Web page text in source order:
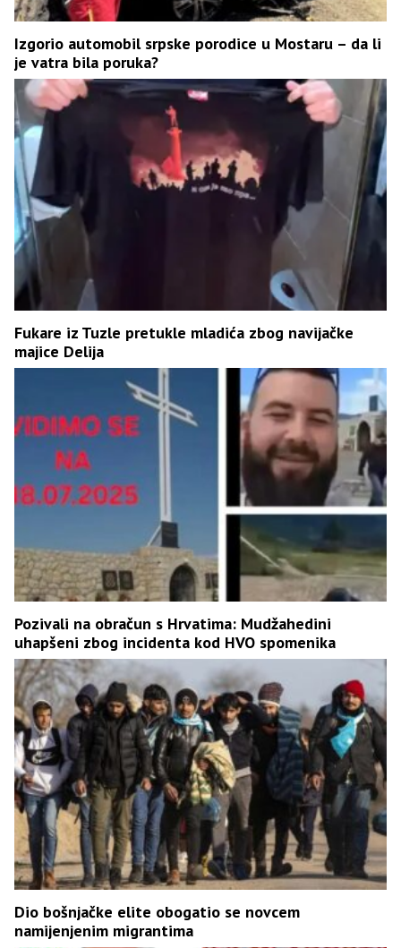
Izgorio automobil srpske porodice u Mostaru – da li
je vatra bila poruka?
Fukare iz Tuzle pretukle mladića zbog navijačke
majice Delija
Pozivali na obračun s Hrvatima: Mudžahedini
uhapšeni zbog incidenta kod HVO spomenika
Dio bošnjačke elite obogatio se novcem
namijenjenim migrantima